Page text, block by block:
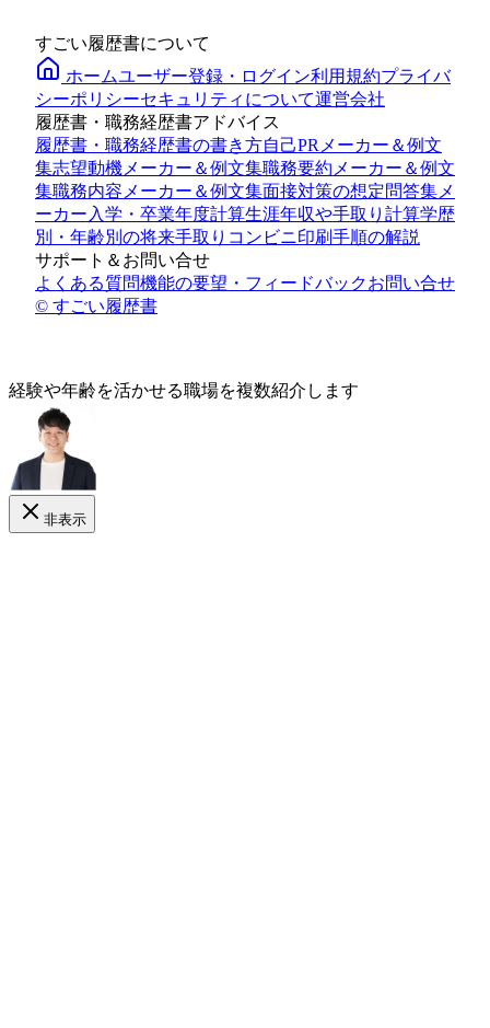
すごい履歴書について
ホームユーザー登録・ログイン利用規約プライバ
シーポリシーセキュリティについて運営会社
履歴書・職務経歴書アドバイス
履歴書・職務経歴書の書き方自己PRメーカー＆例文
集志望動機メーカー＆例文集職務要約メーカー＆例文
集職務内容メーカー＆例文集面接対策の想定問答集メ
ーカー入学・卒業年度計算生涯年収や手取り計算学歴
別・年齢別の将来手取り コンビニ印刷手順の解説
サポート＆お問い合せ
よくある質問機能の要望・フィードバックお問い合せ
© すごい履歴書
経験や年齢を活かせる職場を複数紹介します
非表示